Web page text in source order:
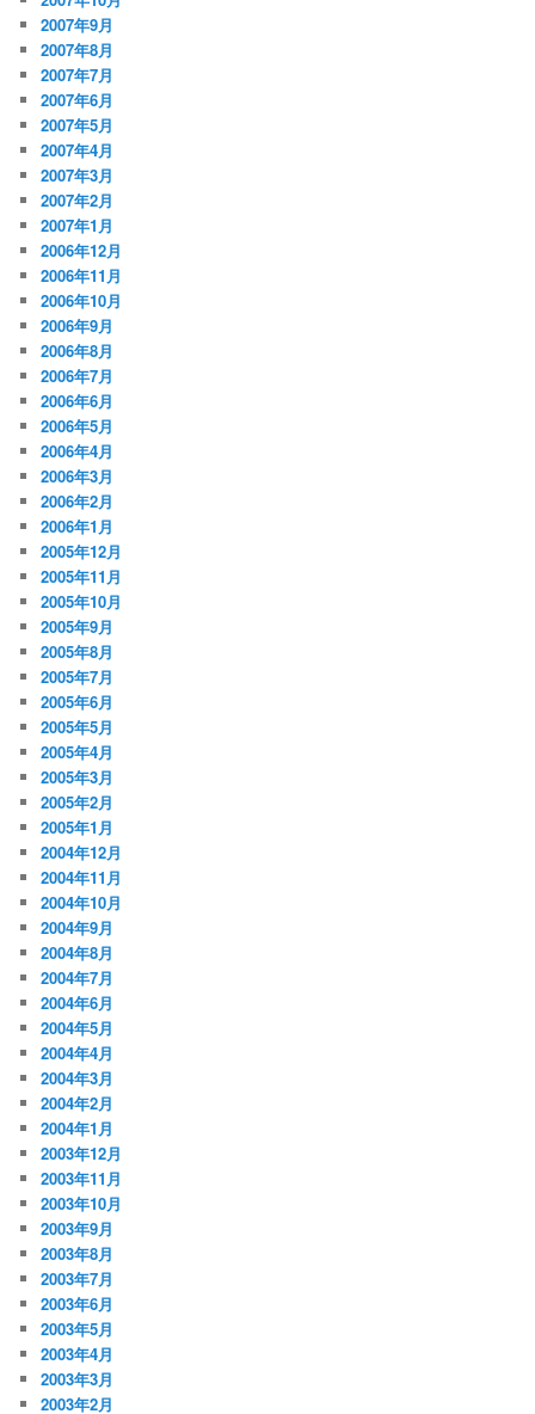
2007年9月
2007年8月
2007年7月
2007年6月
2007年5月
2007年4月
2007年3月
2007年2月
2007年1月
2006年12月
2006年11月
2006年10月
2006年9月
2006年8月
2006年7月
2006年6月
2006年5月
2006年4月
2006年3月
2006年2月
2006年1月
2005年12月
2005年11月
2005年10月
2005年9月
2005年8月
2005年7月
2005年6月
2005年5月
2005年4月
2005年3月
2005年2月
2005年1月
2004年12月
2004年11月
2004年10月
2004年9月
2004年8月
2004年7月
2004年6月
2004年5月
2004年4月
2004年3月
2004年2月
2004年1月
2003年12月
2003年11月
2003年10月
2003年9月
2003年8月
2003年7月
2003年6月
2003年5月
2003年4月
2003年3月
2003年2月